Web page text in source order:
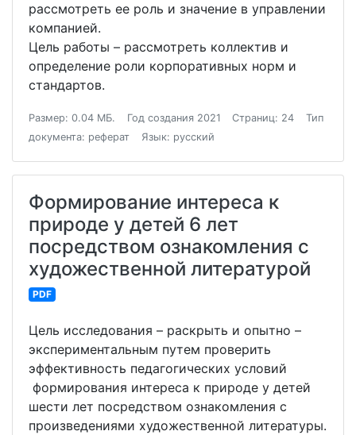
рассмотреть ее роль и значение в управлении
компанией.
Цель работы – рассмотреть коллектив и
определение роли корпоративных норм и
стандартов.
Размер: 0.04 МБ. Год создания 2021 Страниц: 24
Тип
документа: реферат
Язык: русский
Формирование интереса к
природе у детей 6 лет
посредством ознакомления с
художественной литературой
PDF
Цель исследования – раскрыть и опытно –
экспериментальным путем проверить
эффективность педагогических условий
формирования интереса к природе у детей
шести лет посредством ознакомления с
произведениями художественной литературы.